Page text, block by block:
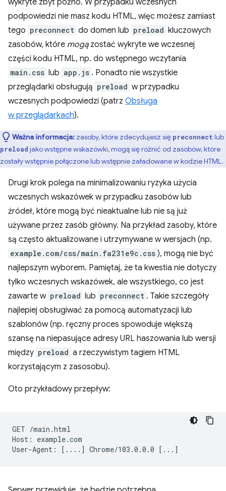
podpowiedzi nie masz kodu HTML, więc możesz zamiast
tego preconnect do domen lub preload kluczowych
zasobów, które mogązostać wykryte we wczesnej
części kodu HTML, np. do wstępnego wczytania
main.css lub app.js . Ponadto nie wszystkie
przeglądarki obsługują preload w przypadku
wczesnych podpowiedzi (patrz Obsługa
w przeglądarkach).
Ważna informacja: zasoby, które zdecydujesz się preconnect lub
preload jako wstępne wskazówki, mogą się różnić od zasobów, które
zostały wstępnie połączone lub wstępnie załadowane w kodzie HTML.
Drugi krok polega na minimalizowaniu ryzyka użycia
wczesnych wskazówek w przypadku zasobów lub
źródeł, które mogą być nieaktualne lub nie są już
używane przez zasób główny. Na przykład zasoby, które
są często aktualizowane i utrzymywane w wersjach (np.
example.com/css/main.fa231e9c.css ), mogą nie być
najlepszym wyborem. Pamiętaj, że ta kwestia nie dotyczy
tylko wczesnych wskazówek, ale wszystkiego, co jest
zawarte w preload lub preconnect . Takie szczegóły
najlepiej obsługiwać za pomocą automatyzacji lub
szablonów (np. ręczny proces spowoduje większą
szansę na niepasujące adresy URL haszowania lub wersji
między preload a rzeczywistym tagiem HTML
korzystającym z zasosobu).
Oto przykładowy przepływ:
GET /main.html
Host:
example.com
User-Agent:
[ .... ] Chrome/103.0.0.0 [ ... ]